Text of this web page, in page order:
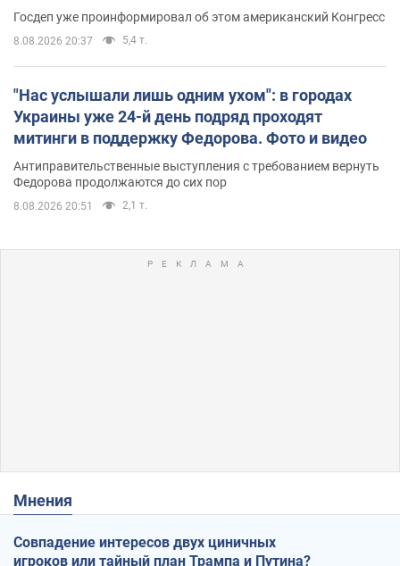
Госдеп уже проинформировал об этом американский Конгресс
8.08.2026 20:37 5,4 т.
"Нас услышали лишь одним ухом": в городах
Украины уже 24-й день подряд проходят
митинги в поддержку Федорова. Фото и видео
Антиправительственные выступления с требованием вернуть
Федорова продолжаются до сих пор
8.08.2026 20:51 2,1 т.
Мнения
Совпадение интересов двух циничных
игроков или тайный план Трампа и Путина?